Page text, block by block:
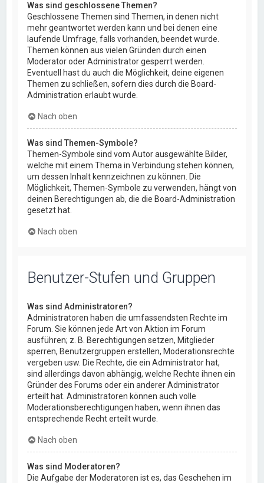
Was sind geschlossene Themen?
Geschlossene Themen sind Themen, in denen nicht
mehr geantwortet werden kann und bei denen eine
laufende Umfrage, falls vorhanden, beendet wurde.
Themen können aus vielen Gründen durch einen
Moderator oder Administrator gesperrt werden.
Eventuell hast du auch die Möglichkeit, deine eigenen
Themen zu schließen, sofern dies durch die Board-
Administration erlaubt wurde.
Nach oben
Was sind Themen-Symbole?
Themen-Symbole sind vom Autor ausgewählte Bilder,
welche mit einem Thema in Verbindung stehen können,
um dessen Inhalt kennzeichnen zu können. Die
Möglichkeit, Themen-Symbole zu verwenden, hängt von
deinen Berechtigungen ab, die die Board-Administration
gesetzt hat.
Nach oben
Benutzer-Stufen und Gruppen
Was sind Administratoren?
Administratoren haben die umfassendsten Rechte im
Forum. Sie können jede Art von Aktion im Forum
ausführen; z. B. Berechtigungen setzen, Mitglieder
sperren, Benutzergruppen erstellen, Moderationsrechte
vergeben usw. Die Rechte, die ein Administrator hat,
sind allerdings davon abhängig, welche Rechte ihnen ein
Gründer des Forums oder ein anderer Administrator
erteilt hat. Administratoren können auch volle
Moderationsberechtigungen haben, wenn ihnen das
entsprechende Recht erteilt wurde.
Nach oben
Was sind Moderatoren?
Die Aufgabe der Moderatoren ist es, das Geschehen im